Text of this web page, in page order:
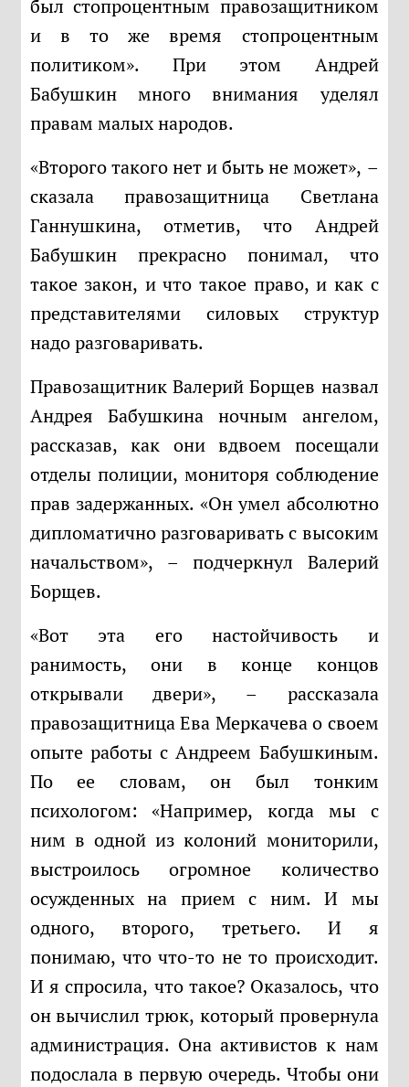
был стопроцентным правозащитником
и в то же время стопроцентным
политиком». При этом Андрей
Бабушкин много внимания уделял
правам малых народов.
«Второго такого нет и быть не может», –
сказала правозащитница Светлана
Ганнушкина, отметив, что Андрей
Бабушкин прекрасно понимал, что
такое закон, и что такое право, и как с
представителями силовых структур
надо разговаривать.
Правозащитник Валерий Борщев назвал
Андрея Бабушкина ночным ангелом,
рассказав, как они вдвоем посещали
отделы полиции, мониторя соблюдение
прав задержанных. «Он умел абсолютно
дипломатично разговаривать с высоким
начальством», – подчеркнул Валерий
Борщев.
«Вот эта его настойчивость и
ранимость, они в конце концов
открывали двери», – рассказала
правозащитница Ева Меркачева о своем
опыте работы с Андреем Бабушкиным.
По ее словам, он был тонким
психологом: «Например, когда мы с
ним в одной из колоний мониторили,
выстроилось огромное количество
осужденных на прием с ним. И мы
одного, второго, третьего. И я
понимаю, что что-то не то происходит.
И я спросила, что такое? Оказалось, что
он вычислил трюк, который провернула
администрация. Она активистов к нам
подослала в первую очередь. Чтобы они